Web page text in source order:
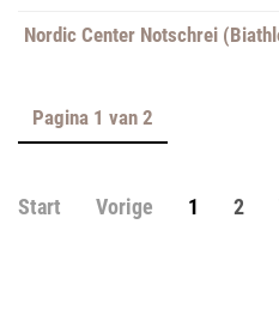
Nordic Center Notschrei
Pagina 1 van 2
Start Vorige 1 2